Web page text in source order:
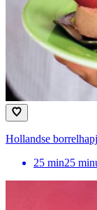
Hollandse
25 min25